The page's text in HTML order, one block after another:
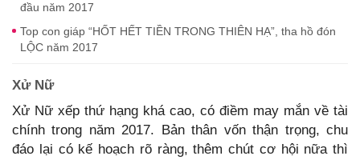
đầu năm 2017
Top con giáp “HỐT HẾT TIỀN TRONG THIÊN HẠ”, tha hồ đón
LỘC năm 2017
Xử Nữ
Xử Nữ xếp thứ hạng khá cao, có điềm may mắn về tài
chính trong năm 2017. Bản thân vốn thận trọng, chu
đáo lại có kế hoạch rõ ràng, thêm chút cơ hội nữa thì